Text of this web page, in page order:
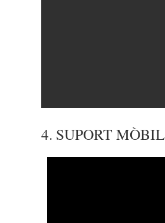
4. SUPORT MÒBIL